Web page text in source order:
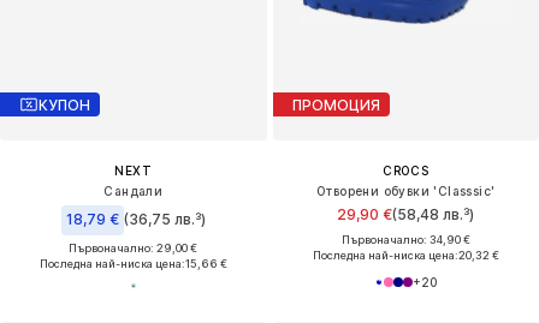
КУПОН
NEXT
Сандали
18,79 € (36,75 лв.³)
Първоначално: 29,00 €
Последна най-ниска цена:15,66 €
ПРОМОЦИЯ
CROCS
Отворени обувки 'Classsic'
29,90 €(58,48 лв.³)
Първоначално: 34,90 €
Последна най-ниска цена:20,32 €
+20